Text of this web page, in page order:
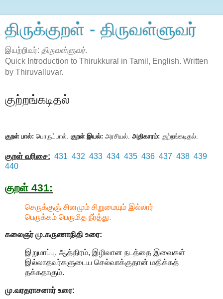
திருக்குறள் - திருவள்ளுவர்
இயற்றிவர்: திருவள்ளுவர்.
Quick Introduction to Thirukkural in Tamil, English. Written
by Thiruvalluvar.
குற்றங்கடிதல்
குறள் பால்: பொருட்பால். குறள் இயல்: அரசியல். அதிகாரம்: குற்றங்கடிதல்.
குறள் வரிசை: 431 432 433 434 435 436 437 438 439
440
குறள் 431:
செருக்குஞ் சினமும் சிறுமையும் இல்லார்
பெருக்கம் பெருமித நீர்த்து.
கலைஞர் மு.கருணாநிதி உரை:
இறுமாப்பு, ஆத்திரம், இழிவான நடத்தை இவைகள்
இல்லாதவர்களுடைய செல்வாக்குதான் மதிக்கத்
தக்கதாகும்.
மு.வரதராசனார்உரை: